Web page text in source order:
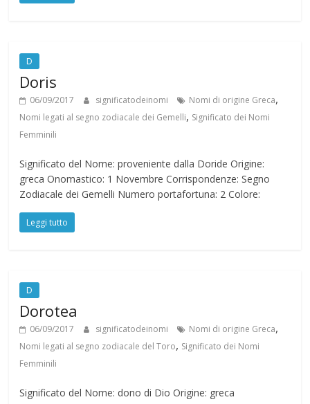
D
Doris
06/09/2017 significatodeinomi Nomi di origine Greca,
Nomi legati al segno zodiacale dei Gemelli, Significato dei Nomi
Femminili
Significato del Nome: proveniente dalla Doride Origine:
greca Onomastico: 1 Novembre Corrispondenze: Segno
Zodiacale dei Gemelli Numero portafortuna: 2 Colore:
Leggi tutto
D
Dorotea
06/09/2017 significatodeinomi Nomi di origine Greca,
Nomi legati al segno zodiacale del Toro, Significato dei Nomi
Femminili
Significato del Nome: dono di Dio Origine: greca